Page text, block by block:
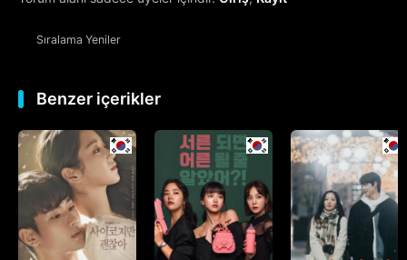
Sıralama Yeniler
Benzer içerikler